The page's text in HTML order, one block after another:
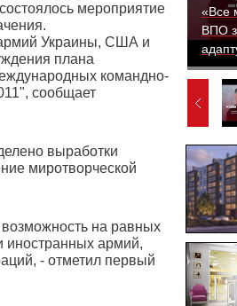
мероприятие
Украины, США и
плана
командно-
сообщает
выработки
миротворческой
на равных
иностранных армий,
- отметил первый
«Все
ВПО з